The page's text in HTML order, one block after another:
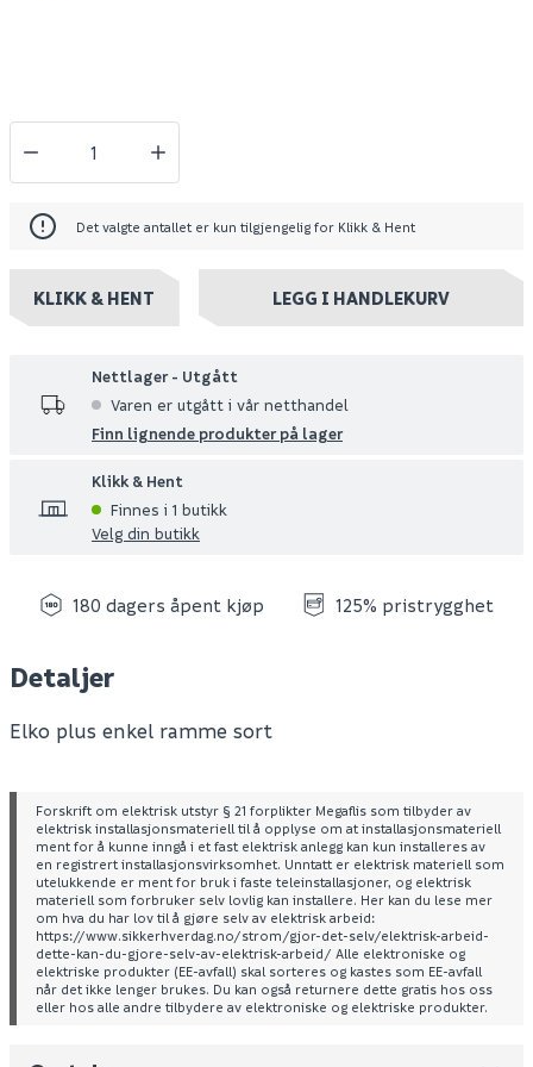
Det valgte antallet er kun tilgjengelig for Klikk & Hent
KLIKK & HENT LEGG I HANDLEKURV
Nettlager - Utgått
Varen er utgått i vår netthandel
Finn lignende produkter på lager
Klikk & Hent
Finnes i 1 butikk
Velg din butikk
180 dagers åpent kjøp 125% pristrygghet
Detaljer
Elko plus enkel ramme sort
Forskrift om elektrisk utstyr § 21 forplikter Megaflis som tilbyder av
elektrisk installasjonsmateriell til å opplyse om at installasjonsmateriell
ment for å kunne inngå i et fast elektrisk anlegg kan kun installeres av
en registrert installasjonsvirksomhet. Unntatt er elektrisk materiell som
utelukkende er ment for bruk i faste teleinstallasjoner, og elektrisk
materiell som forbruker selv lovlig kan installere. Her kan du lese mer
om hva du har lov til å gjøre selv av elektrisk arbeid:
https://www.sikkerhverdag.no/strom/gjor-det-selv/elektrisk-arbeid-
dette-kan-du-gjore-selv-av-elektrisk-arbeid/ Alle elektroniske og
elektriske produkter (EE-avfall) skal sorteres og kastes som EE-avfall
når det ikke lenger brukes. Du kan også returnere dette gratis hos oss
eller hos alle andre tilbydere av elektroniske og elektriske produkter.